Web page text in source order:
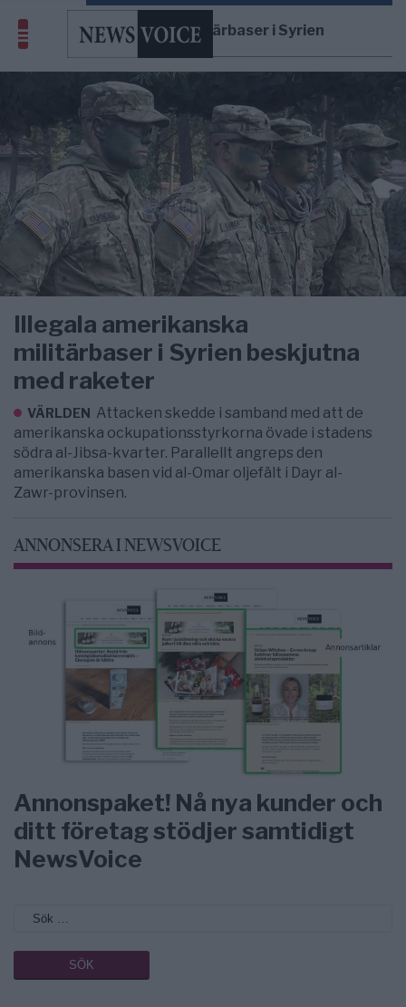
amerikanska militärbaser i Syrien
Illegala amerikanska
militärbaser i Syrien beskjutna
med raketer
VÄRLDEN Attacken skedde i samband med att de
amerikanska ockupationsstyrkorna övade i stadens
södra al-Jibsa-kvarter. Parallellt angreps den
amerikanska basen vid al-Omar oljefält i Dayr al-
Zawr-provinsen.
ANNONSERA I NEWSVOICE
Annonspaket! Nå nya kunder och
ditt företag stödjer samtidigt
NewsVoice